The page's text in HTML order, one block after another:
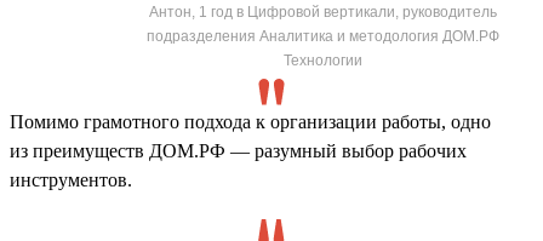
Антон, 1 год в Цифровой вертикали, руководитель
подразделения Аналитика и методология ДОМ.РФ
Технологии
Помимо грамотного подхода к организации работы, одно
из преимуществ ДОМ.РФ — разумный выбор рабочих
инструментов.